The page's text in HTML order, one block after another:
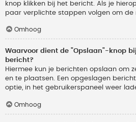
knop klikken bij het bericht. Als je
paar verplichte stappen volgen om de
Omhoog
Waarvoor dient de "Opslaan"-knop
bericht?
Hiermee kun je berichten opslaan om
en te plaatsen. Een opgeslagen
optie, in het gebruikerspaneel weer
Omhoog